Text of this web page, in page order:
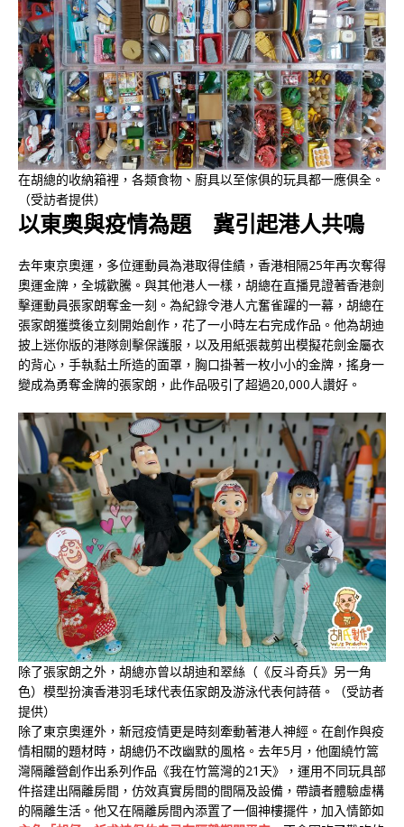
在胡總的收納箱裡，各類食物、廚具以至傢俱的玩具都一應俱全。
（受訪者提供）
以東奧與疫情為題 冀引起港人共鳴
去年東京奧運，多位運動員為港取得佳績，香港相隔25年再次奪得
奧運金牌，全城歡騰。與其他港人一樣，胡總在直播見證著香港劍
擊運動員張家朗奪金一刻。為紀錄令港人亢奮雀躍的一幕，胡總在
張家朗獲獎後立刻開始創作，花了一小時左右完成作品。他為胡迪
披上迷你版的港隊劍擊保護服，以及用紙張裁剪出模擬花劍金屬衣
的背心，手執黏土所造的面罩，胸口掛著一枚小小的金牌，搖身一
變成為勇奪金牌的張家朗，此作品吸引了超過20,000人讚好。
除了張家朗之外，胡總亦曾以胡迪和翠絲（《反斗奇兵》另一角
色）模型扮演香港羽毛球代表伍家朗及游泳代表何詩蓓。（受訪者
提供）
除了東京奧運外，新冠疫情更是時刻牽動著港人神經。在創作與疫
情相關的題材時，胡總仍不改幽默的風格。去年5月，他圍繞竹篙
灣隔離營創作出系列作品《我在竹篙灣的21天》，運用不同玩具部
件搭建出隔離房間，仿效真實房間的間隔及設備，帶讀者體驗虛構
的隔離生活。他又在隔離房間內添置了一個神樓擺件，加入情節如